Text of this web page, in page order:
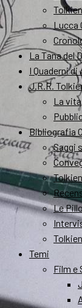
Lucca
La Tana del
I Quaderni di
J.R.R.
La vita
Bibliografia
Saggi
Le
Temi
Film e